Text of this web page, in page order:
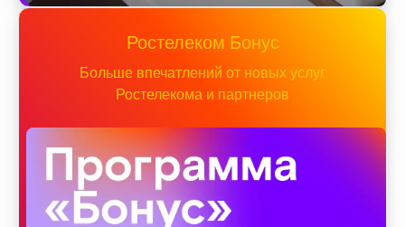
Ростелеком Бонус
Больше впечатлений от новых услуг
Ростелекома и партнеров